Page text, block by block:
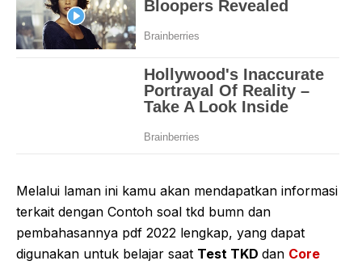
Melalui laman ini kamu akan mendapatkan informasi
terkait dengan Contoh soal tkd bumn dan
pembahasannya pdf 2022 lengkap, yang dapat
digunakan untuk belajar saat Test TKD dan Core